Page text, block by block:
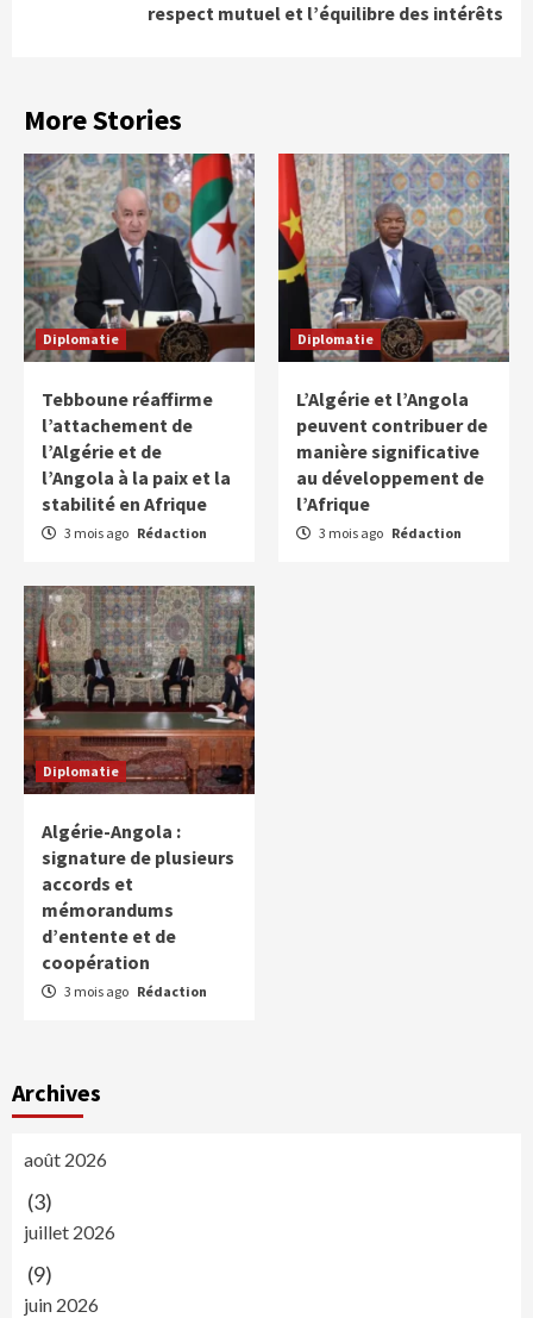
respect mutuel et l’équilibre des intérêts
More Stories
Diplomatie
Tebboune réaffirme
l’attachement de
l’Algérie et de
l’Angola à la paix et la
stabilité en Afrique
3 mois ago Rédaction
Diplomatie
L’Algérie et l’Angola
peuvent contribuer de
manière significative
au développement de
l’Afrique
3 mois ago Rédaction
Diplomatie
Algérie-Angola :
signature de plusieurs
accords et
mémorandums
d’entente et de
coopération
3 mois ago Rédaction
Archives
août 2026
(3)
juillet 2026
(9)
juin 2026